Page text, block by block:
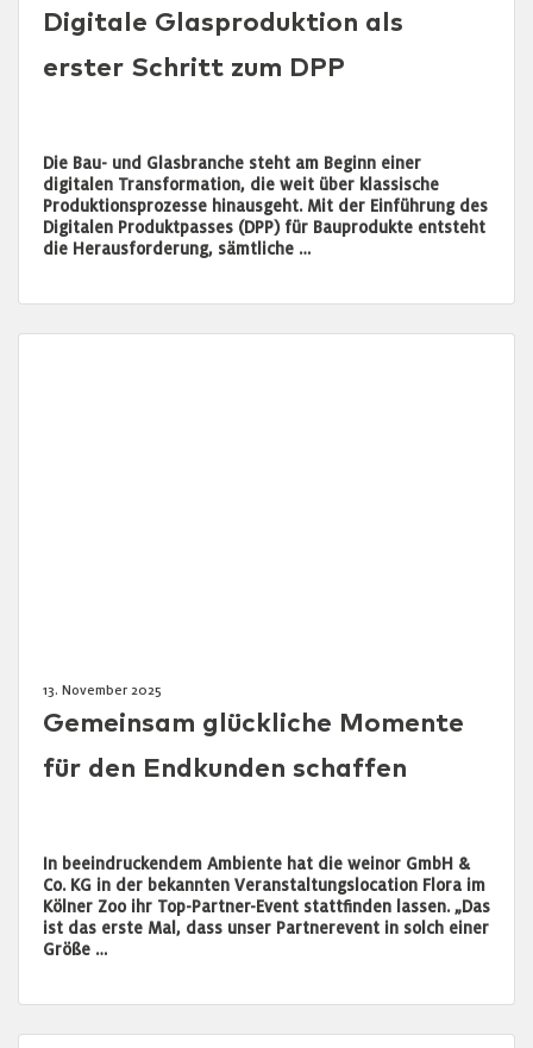
Digitale Glasproduktion als
erster Schritt zum DPP
Die Bau- und Glasbranche steht am Beginn einer
digitalen Transformation, die weit über klassische
Produktionsprozesse hinausgeht. Mit der Einführung des
Digitalen Produktpasses (DPP) für Bauprodukte entsteht
die Herausforderung, sämtliche …
13. November 2025
Gemeinsam glückliche Momente
für den Endkunden schaffen
In beeindruckendem Ambiente hat die weinor GmbH &
Co. KG in der bekannten Veranstaltungslocation Flora im
Kölner Zoo ihr Top-Partner-Event stattfinden lassen. „Das
ist das erste Mal, dass unser Partnerevent in solch einer
Größe …